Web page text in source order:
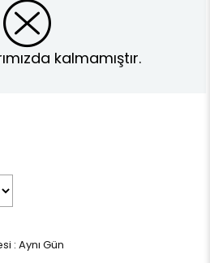
kalmamıştır.
: Aynı Gün